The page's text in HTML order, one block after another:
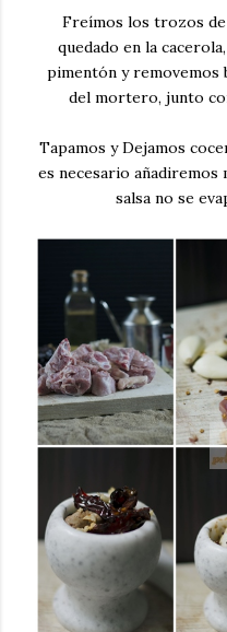
Freímos los trozos de
quedado en la
pimentón y removemos
del mortero, junto
Tapamos y Dejamos
es necesario añadiremos
salsa no se